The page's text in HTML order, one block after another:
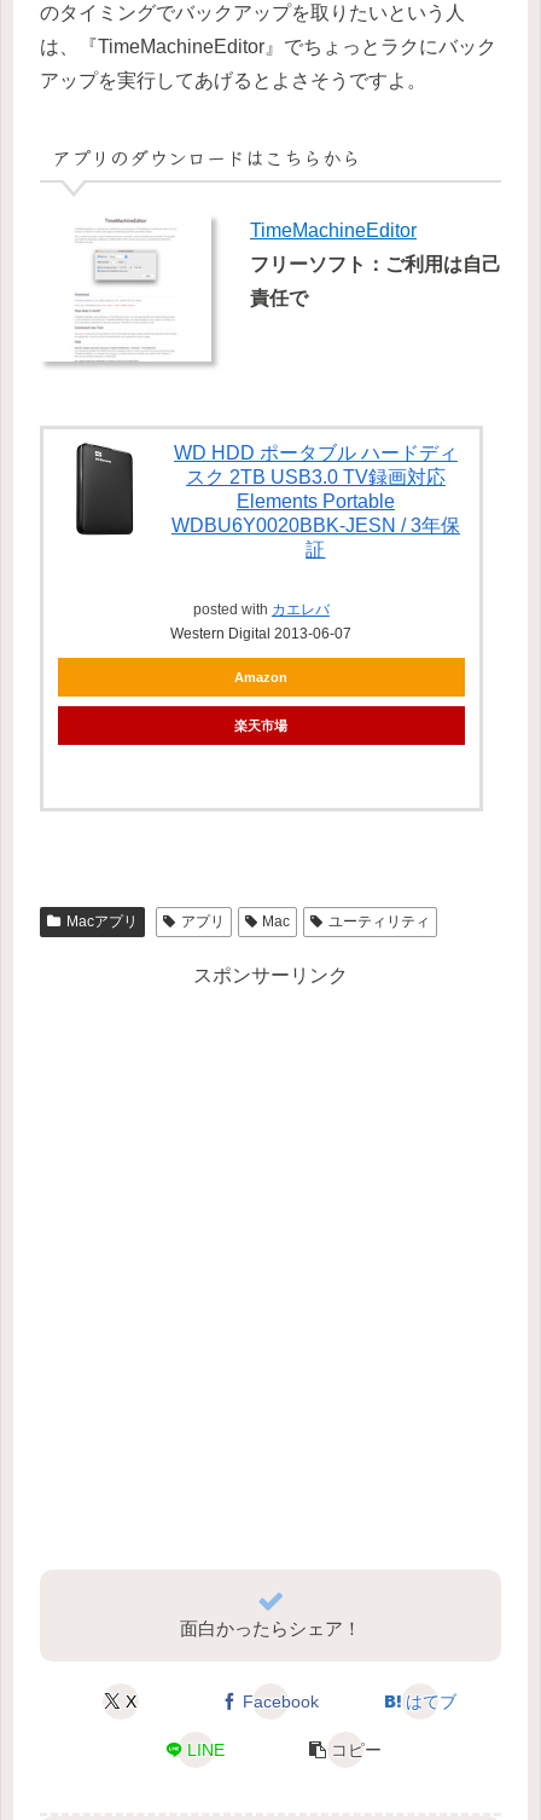
のタイミングでバックアップを取りたいという人
は、『TimeMachineEditor』でちょっとラクにバック
アップを実行してあげるとよさそうですよ。
アプリのダウンロードはこちらから
TimeMachineEditor
フリーソフト：ご利用は自己
責任で
WD HDD ポータブル ハードディ
スク 2TB USB3.0 TV録画対応
Elements Portable
WDBU6Y0020BBK-JESN / 3年保
証
posted with カエレバ
Western Digital 2013-06-07
Amazon
楽天市場
Macアプリ アプリ Mac ユーティリティ
スポンサーリンク
面白かったらシェア！
X Facebook はてブ
LINE コピー